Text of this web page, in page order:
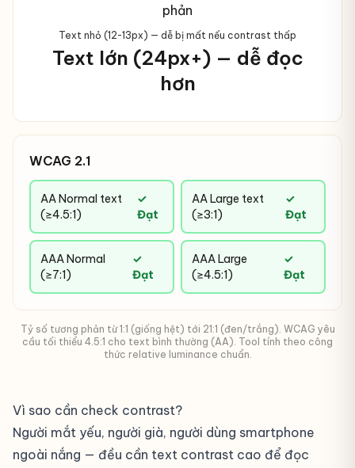
phản
Text nhỏ (12-13px) — dễ bị mất nếu contrast thấp
Text lớn (24px+) — dễ đọc
hơn
WCAG 2.1
AA Normal text
(≥4.5:1)
✓
Đạt
AA Large text
(≥3:1)
✓
Đạt
AAA Normal
(≥7:1)
✓
Đạt
AAA Large
(≥4.5:1)
✓
Đạt
Tỷ số tương phản từ 1:1 (giống hệt) tới 21:1 (đen/trắng). WCAG yêu
cầu tối thiểu 4.5:1 cho text bình thường (AA). Tool tính theo công
thức relative luminance chuẩn.
Vì sao cần check contrast?
Người mắt yếu, người già, người dùng smartphone
ngoài nắng — đều cần text contrast cao để đọc